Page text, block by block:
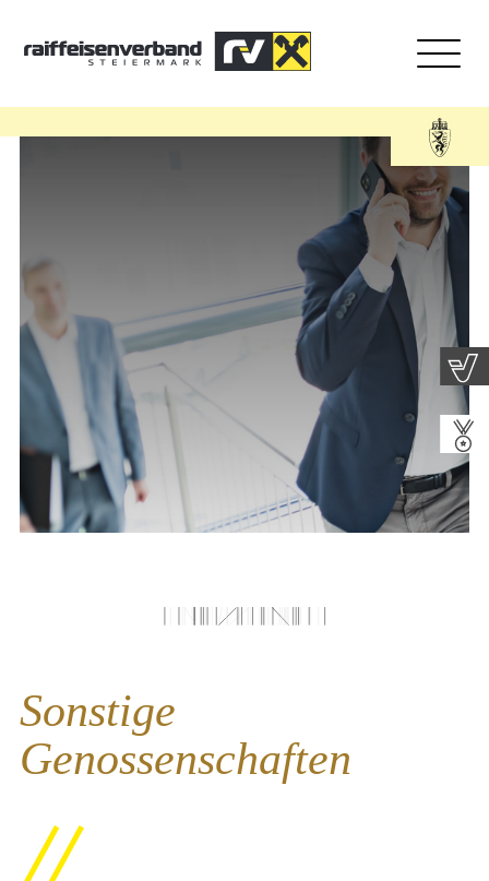
Sonstige
Genossenschaften